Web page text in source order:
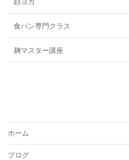
食パン専門クラス
麹マスター講座
ホーム
ブログ